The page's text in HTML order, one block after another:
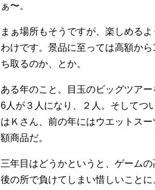
ぁ〜。
まぁ場所もそうですが、楽しめる
わけです。景品に至っては高額か
ち取るのか、とか。
ある年のこと。目玉のビッグツア
6人が３人になり、２人。そしてつ
はＫさん、前の年にはウエットス
額商品だ。
三年目はどうかというと、ゲーム
後の所で負けてしまい惜しいこと